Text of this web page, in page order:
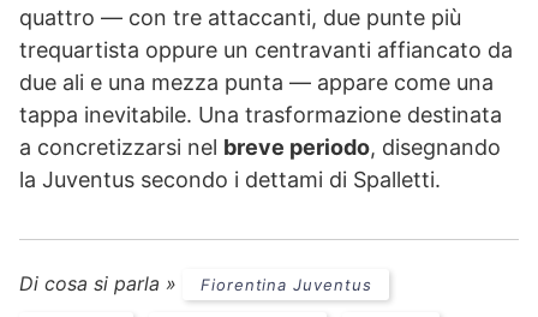
quattro — con tre attaccanti, due punte più
trequartista oppure un centravanti affiancato da
due ali e una mezza punta — appare come una
tappa inevitabile. Una trasformazione destinata
a concretizzarsi nel breve periodo, disegnando
la Juventus secondo i dettami di Spalletti.
Di cosa si parla » Fiorentina Juventus